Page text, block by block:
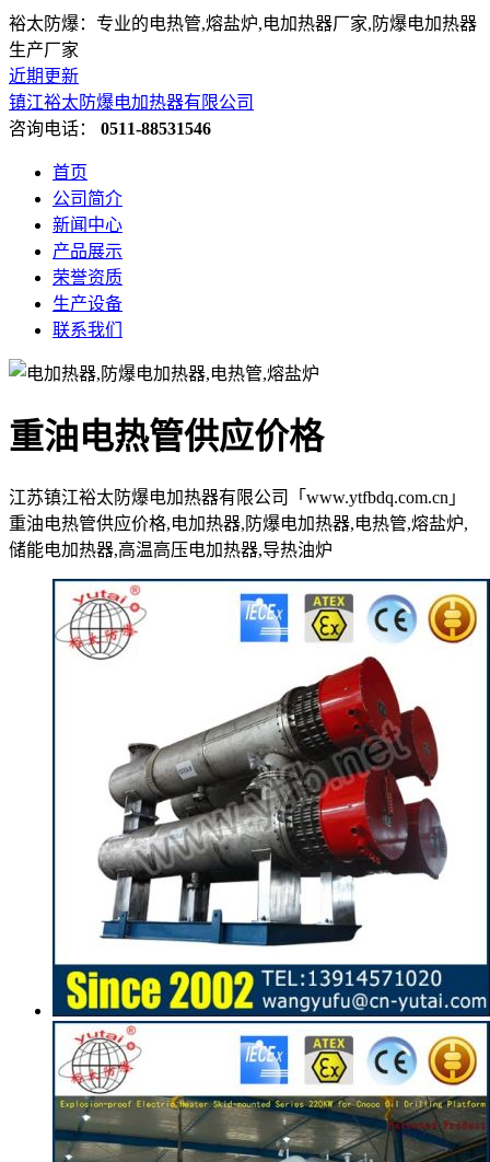
裕太防爆：专业的电热管,熔盐炉,电加热器厂家,防爆电加热器
生产厂家
近期更新
镇江裕太防爆电加热器有限公司
咨询电话： 0511-88531546
首页
公司简介
新闻中心
产品展示
荣誉资质
生产设备
联系我们
重油电热管供应价格
江苏镇江裕太防爆电加热器有限公司「www.ytfbdq.com.cn」
重油电热管供应价格,电加热器,防爆电加热器,电热管,熔盐炉,
储能电加热器,高温高压电加热器,导热油炉